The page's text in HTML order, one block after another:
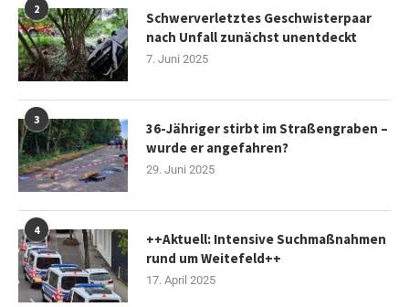
2
Schwerverletztes Geschwisterpaar
nach Unfall zunächst unentdeckt
7. Juni 2025
3
36-Jähriger stirbt im Straßengraben –
wurde er angefahren?
29. Juni 2025
4
++Aktuell: Intensive Suchmaßnahmen
rund um Weitefeld++
17. April 2025